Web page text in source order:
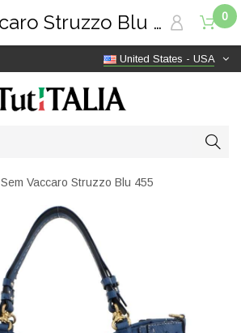
United States - USA
0
Sem Vaccaro Struzzo Blu 455
Sem Vaccaro Struzzo Blu 455 | TutITALIA